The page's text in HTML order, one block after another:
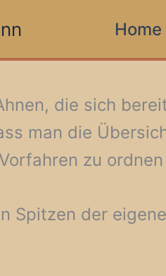
Home
die sich
man die
zu
Spitzen der